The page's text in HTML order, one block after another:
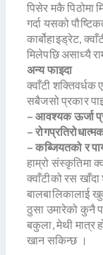
पिसेर मकै पिठोमा
गर्दा यसको
कार्बोहाइड्रेट,
मिलेपछि असाध्यै
अन्य फाइदा
क्वाँटी शक्तिवर्धक
सबैजसो प्रकार
– आवश्यक ऊर्जा
–
– कब्जियतको र
हाम्रो संस्कृतिमा
क्वाँटीको रस
बालबालिकालाई
ठुसा उमारेको कुनै
बकुला, मेथी मात्र
खान सकिन्छ ।